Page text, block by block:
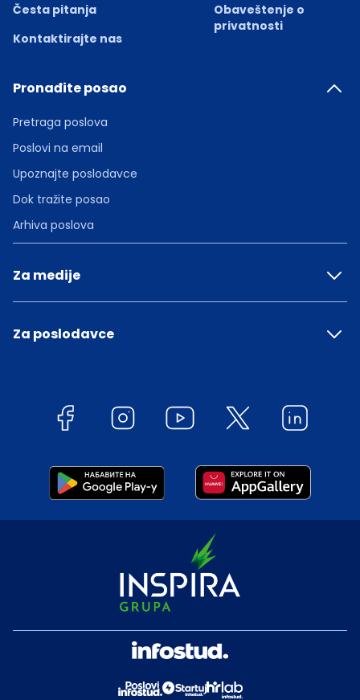
Česta pitanja
Kontaktirajte nas
Obaveštenje o
privatnosti
Pronađite posao
Pretraga poslova
Poslovi na email
Upoznajte poslodavce
Dok tražite posao
Arhiva poslova
Za medije
Za poslodavce